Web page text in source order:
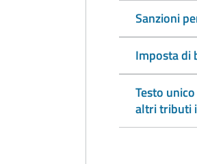
Sanzioni
Imposta di
Testo
altri tributi